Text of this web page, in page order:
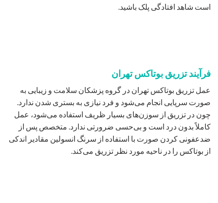
است شاهد افتادگی پلک باشید.
فرآیند تزریق بوتاکس تهران
عمل تزریق بوتاکس تهران در گروه پزشکان سلامت و زیبایی به
صورت سرپایی انجام می‌شود و فرد نیازی به بستری شدن ندارد.
چون در تزریق از سوزن‌های بسیار ظریف استفاده می‌شود، عمل
کاملاً بدون درد است و بی‌حسی ضرورتی ندارد. متخصص پس از
ضدعفونی کردن صورت با استفاده از سرنگ انسولین مقادیر اندکی
از بوتاکس را در ناحیه مورد نظر تزریق می‌کند.